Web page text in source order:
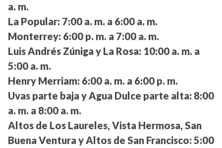
a. m.
La Popular: 7:00 a. m. a 6:00 a. m.
Monterrey: 6:00 p. m. a 7:00 a. m.
Luis Andrés Zúniga y La Rosa: 10:00 a. m. a
5:00 a. m.
Henry Merriam: 6:00 a. m. a 6:00 p. m.
Uvas parte baja y Agua Dulce parte alta: 8:00
a. m. a 8:00 a. m.
Altos de Los Laureles, Vista Hermosa, San
Buena Ventura y Altos de San Francisco: 5:00